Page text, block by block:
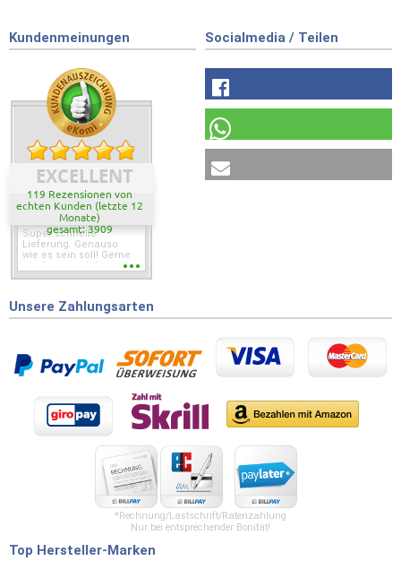
Kundenmeinungen
EXCELLENT
119 Rezensionen von
echten Kunden (letzte 12
Monate)
gesamt: 3909
Super schnelle
Lieferung. Genauso
wie es sein soll! Gerne
wieder wenn ich was
Socialmedia / Teilen
Unsere Zahlungsarten
*Rechnung/Lastschrift/Ratenzahlung
Nur bei entsprechender Bonität!
Top Hersteller-Marken